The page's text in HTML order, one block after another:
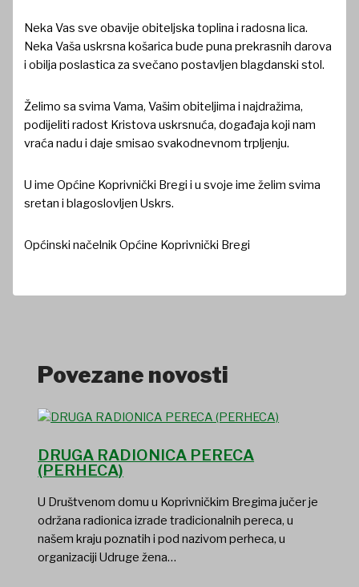
Neka Vas sve obavije obiteljska toplina i radosna lica.
Neka Vaša uskrsna košarica bude puna prekrasnih darova
i obilja poslastica za svečano postavljen blagdanski stol.
Želimo sa svima Vama, Vašim obiteljima i najdražima,
podijeliti radost Kristova uskrsnuća, događaja koji nam
vraća nadu i daje smisao svakodnevnom trpljenju.
U ime Općine Koprivnički Bregi i u svoje ime želim svima
sretan i blagoslovljen Uskrs.
Općinski načelnik Općine Koprivnički Bregi
Povezane novosti
DRUGA RADIONICA PERECA
(PERHECA)
U Društvenom domu u Koprivničkim Bregima jučer je
održana radionica izrade tradicionalnih pereca, u
našem kraju poznatih i pod nazivom perheca, u
organizaciji Udruge žena…